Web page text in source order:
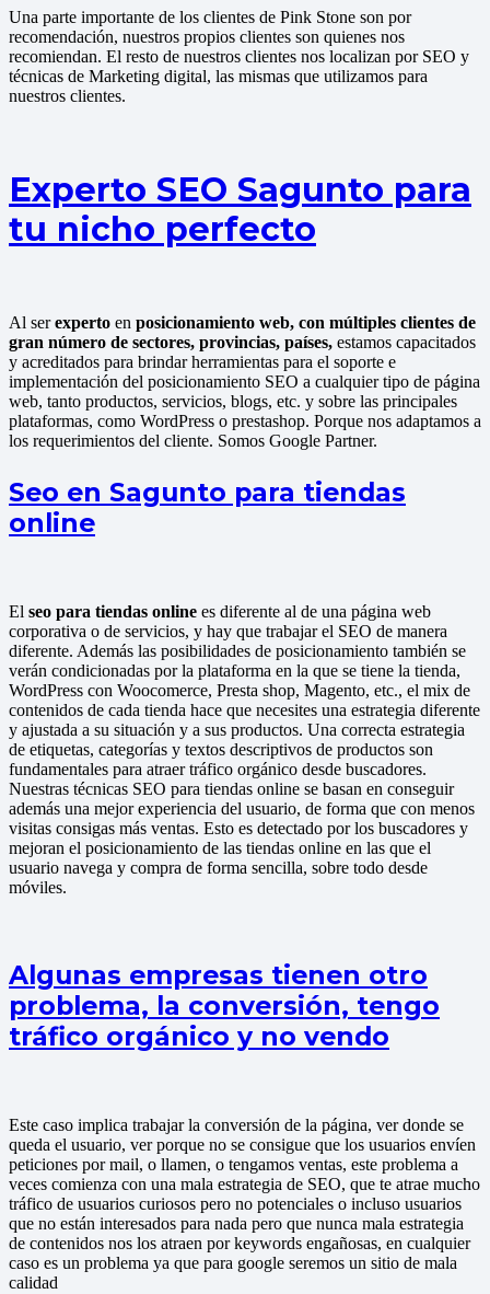
Una parte importante de los clientes de Pink Stone son por
recomendación, nuestros propios clientes son quienes nos
recomiendan. El resto de nuestros clientes nos localizan por SEO y
técnicas de Marketing digital, las mismas que utilizamos para
nuestros clientes.
Experto SEO Sagunto para
tu nicho perfecto
Al serexperto en posicionamiento web, con múltiples clientes de
gran número de sectores, provincias, países, estamos capacitados
y acreditados para brindar herramientas para el soporte e
implementación del posicionamiento SEO a cualquier tipo de página
web, tanto productos, servicios, blogs, etc. y sobre las principales
plataformas, como WordPress o prestashop. Porque nos adaptamos a
los requerimientos del cliente. Somos Google Partner.
Seo en Sagunto para tiendas
online
El seo para tiendas online es diferente al de una página web
corporativa o de servicios, y hay que trabajar el SEO de manera
diferente. Además las posibilidades de posicionamiento también se
verán condicionadas por la plataforma en la que se tiene la tienda,
WordPress con Woocomerce, Presta shop, Magento, etc., el mix de
contenidos de cada tienda hace que necesites una estrategia diferente
y ajustada a su situación y a sus productos. Una correcta estrategia
de etiquetas, categorías y textos descriptivos de productos son
fundamentales para atraer tráfico orgánico desde buscadores.
Nuestras técnicas SEO para tiendas online se basan en conseguir
además una mejor experiencia del usuario, de forma que con menos
visitas consigas más ventas. Esto es detectado por los buscadores y
mejoran el posicionamiento de las tiendas online en las que el
usuario navega y compra de forma sencilla, sobre todo desde
móviles.
Algunas empresas tienen otro
problema, la conversión, tengo
tráfico orgánico y no vendo
Este caso implica trabajar la conversión de la página, ver donde se
queda el usuario, ver porque no se consigue que los usuarios envíen
peticiones por mail, o llamen, o tengamos ventas, este problema a
veces comienza con una mala estrategia de SEO, que te atrae mucho
tráfico de usuarios curiosos pero no potenciales o incluso usuarios
que no están interesados para nada pero que nunca mala estrategia
de contenidos nos los atraen por keywords engañosas, en cualquier
caso es un problema ya que para google seremos un sitio de mala
calidad